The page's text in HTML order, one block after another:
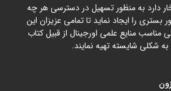
دارد به منظور تسهیل در دسترسی هر چه
را ایجاد نماید تا تمامی عزیزان این
منایع علمی اورجینال از قبیل کتاب
شکلی شایسته تهیه نمایند.